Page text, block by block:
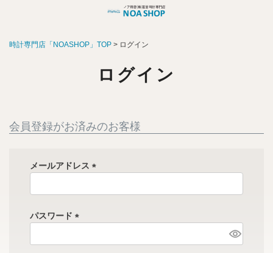
時計専門店「NOASHOP」TOP ログイン
ログイン
会員登録がお済みのお客様
メールアドレス
必
パスワード
必